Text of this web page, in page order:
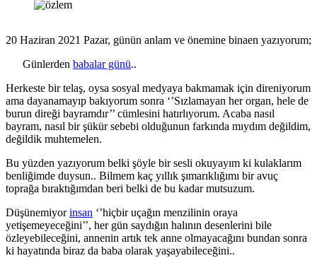
20 Haziran 2021 Pazar, günün anlam ve önemine binaen yazıyorum;
Günlerden babalar günü..
Herkeste bir telaş, oysa sosyal medyaya bakmamak için direniyorum
ama dayanamayıp bakıyorum sonra ‘’Sızlamayan her organ, hele de
burun direği bayramdır’’ cümlesini hatırlıyorum. Acaba nasıl
bayram, nasıl bir şükür sebebi olduğunun farkında mıydım değildim,
değildik muhtemelen.
Bu yüzden yazıyorum belki şöyle bir sesli okuyayım ki kulaklarım
benliğimde duysun.. Bilmem kaç yıllık şımarıklığımı bir avuç
toprağa bıraktığımdan beri belki de bu kadar mutsuzum.
Düşünemiyorinsan ‘’hiçbir uçağın menzilinin oraya
yetişemeyeceğini’’, her gün saydığın halının desenlerini bile
özleyebileceğini, annenin artık tek anne olmayacağını bundan sonra
ki hayatında biraz da baba olarak yaşayabileceğini..